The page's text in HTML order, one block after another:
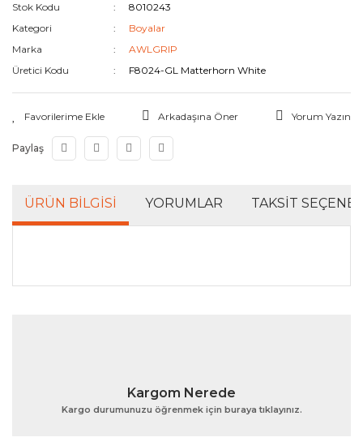
Stok Kodu
8010243
Kategori
Boyalar
Marka
AWLGRIP
Üretici Kodu
F8024-GL Matterhorn White
Arkadaşına Öner Yorum Yazın
Paylaş
ÜRÜN BILGISI YORUMLAR TAKSIT
Bu ürünün fiyat bilgisi, resim, ürün açıklamalarında ve
Ürün açıklamasında eksik bilgiler bulunuyor.
Kargom Nerede
Kargo durumunuzu öğrenmek için buraya tıklayınız.